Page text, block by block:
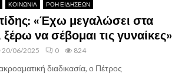
ΚΟΙΝΩΝΙΑ ΡΟΗ ΕΙΔΗΣΕΩΝ
«Έχω μεγαλώσει στα
να σέβομαι τις γυναίκες»
20/06/2025 0 824
διαδικασία, ο Πέτρος